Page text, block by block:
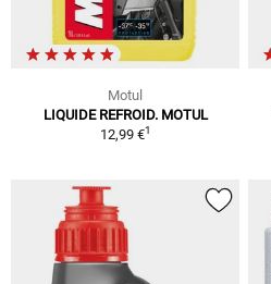
Motul
LIQUIDE REFROID. MOTUL
12,99 €1